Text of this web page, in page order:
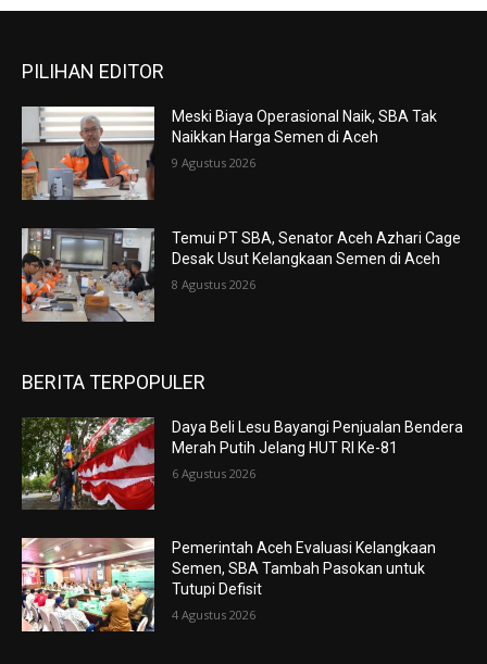
PILIHAN EDITOR
Meski Biaya Operasional Naik, SBA Tak
Naikkan Harga Semen di Aceh
9 Agustus 2026
Temui PT SBA, Senator Aceh Azhari Cage
Desak Usut Kelangkaan Semen di Aceh
8 Agustus 2026
BERITA TERPOPULER
Daya Beli Lesu Bayangi Penjualan Bendera
Merah Putih Jelang HUT RI Ke-81
6 Agustus 2026
Pemerintah Aceh Evaluasi Kelangkaan
Semen, SBA Tambah Pasokan untuk
Tutupi Defisit
4 Agustus 2026